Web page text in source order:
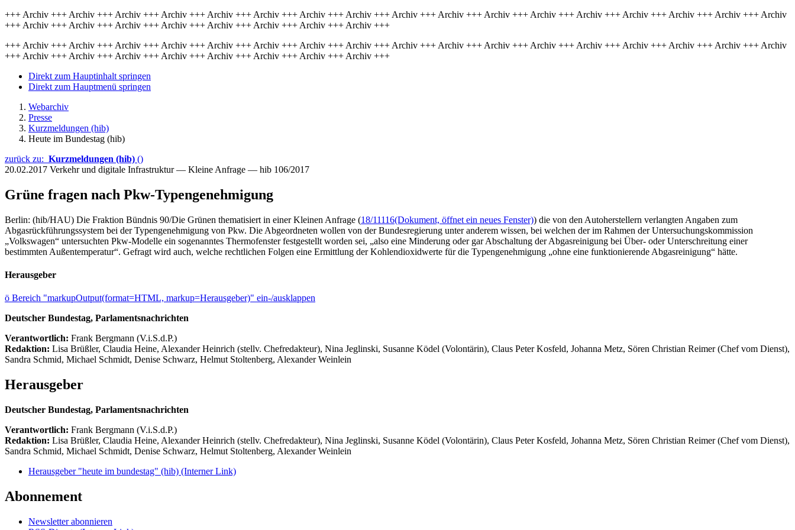
+++ Archiv +++ Archiv +++ Archiv +++ Archiv +++ Archiv +++ Archiv +++ Archiv +++ Archiv +++ Archiv +++ Archiv +++ Archiv +++ Archiv +++ Archiv +++ Archiv +++ Archiv +++ Archiv +++ Archiv
+++ Archiv +++ Archiv +++ Archiv +++ Archiv +++ Archiv +++ Archiv +++ Archiv +++ Archiv +++
+++ Archiv +++ Archiv +++ Archiv +++ Archiv +++ Archiv +++ Archiv +++ Archiv +++ Archiv +++ Archiv +++ Archiv +++ Archiv +++ Archiv +++ Archiv +++ Archiv +++ Archiv +++ Archiv +++ Archiv
+++ Archiv +++ Archiv +++ Archiv +++ Archiv +++ Archiv +++ Archiv +++ Archiv +++ Archiv +++
Direkt zum Hauptinhalt springen
Direkt zum Hauptmenü springen
Webarchiv
Presse
Kurzmeldungen (hib)
Heute im Bundestag (hib)
zurück zu: Kurzmeldungen (hib) ()
20.02.2017 Verkehr und digitale Infrastruktur — Kleine Anfrage — hib 106/2017
Grüne fragen nach Pkw-Typengenehmigung
Berlin: (hib/HAU) Die Fraktion Bündnis 90/Die Grünen thematisiert in einer Kleinen Anfrage (18/11116(Dokument, öffnet ein neues Fenster)) die von den Autoherstellern verlangten Angaben zum
Abgasrückführungssystem bei der Typengenehmigung von Pkw. Die Abgeordneten wollen von der Bundesregierung unter anderem wissen, bei welchen der im Rahmen der Untersuchungskommission
„Volkswagen“ untersuchten Pkw-Modelle ein sogenanntes Thermofenster festgestellt worden sei, „also eine Minderung oder gar Abschaltung der Abgasreinigung bei Über- oder Unterschreitung einer
bestimmten Außentemperatur“. Gefragt wird auch, welche rechtlichen Folgen eine Ermittlung der Kohlendioxidwerte für die Typengenehmigung „ohne eine funktionierende Abgasreinigung“ hätte.
Herausgeber
ö Bereich "markupOutput(format=HTML, markup=Herausgeber)" ein-/ausklappen
Deutscher Bundestag, Parlamentsnachrichten
Verantwortlich: Frank Bergmann (V.i.S.d.P.)
Redaktion: Lisa Brüßler, Claudia Heine, Alexander Heinrich (stellv. Chefredakteur), Nina Jeglinski, Susanne Ködel (Volontärin), Claus Peter Kosfeld, Johanna Metz, Sören Christian Reimer (Chef vom Dienst),
Sandra Schmid, Michael Schmidt, Denise Schwarz, Helmut Stoltenberg, Alexander Weinlein
Herausgeber
Deutscher Bundestag, Parlamentsnachrichten
Verantwortlich: Frank Bergmann (V.i.S.d.P.)
Redaktion: Lisa Brüßler, Claudia Heine, Alexander Heinrich (stellv. Chefredakteur), Nina Jeglinski, Susanne Ködel (Volontärin), Claus Peter Kosfeld, Johanna Metz, Sören Christian Reimer (Chef vom Dienst),
Sandra Schmid, Michael Schmidt, Denise Schwarz, Helmut Stoltenberg, Alexander Weinlein
Herausgeber "heute im bundestag" (hib) (Interner Link)
Abonnement
Newsletter abonnieren